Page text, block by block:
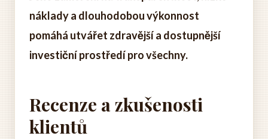
náklady a dlouhodobou výkonnost
pomáhá utvářet zdravější a dostupnější
investiční prostředí pro všechny.
Recenze a zkušenosti
klientů